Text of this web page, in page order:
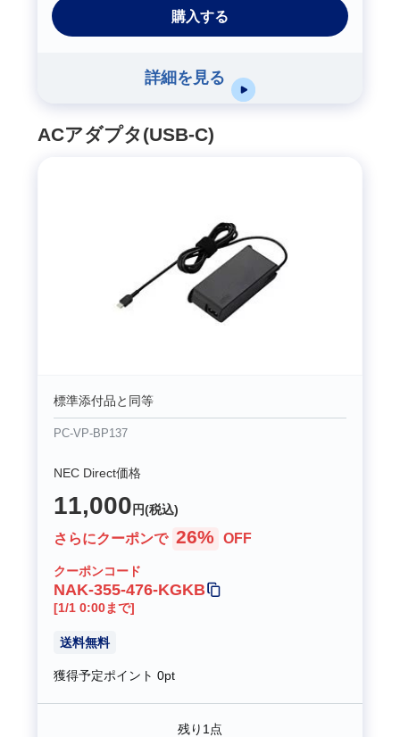
購入する
詳細を見る
ACアダプタ(USB-C)
標準添付品と同等
PC-VP-BP137
NEC Direct価格
11,000 円(税込)
さらにクーポンで 26% OFF
クーポンコード
NAK-355-476-KGKB
[1/1 0:00まで]
送料無料
獲得予定ポイント0pt
残り1点